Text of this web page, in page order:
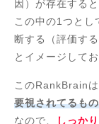
因）が存在する
この中の1つとし
断する（評価す
とイメージして
このRankBrainは
要視されてるもの
なので、
しっか